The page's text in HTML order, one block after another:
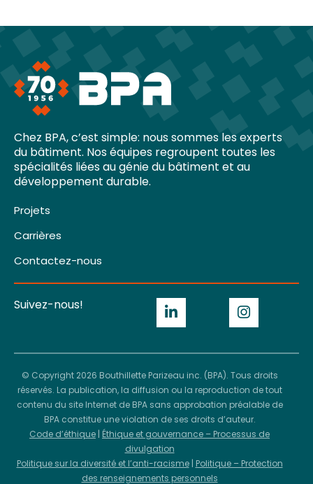
Chez BPA, c’est simple: nous sommes les experts
du bâtiment. Nos équipes regroupent toutes les
spécialités liées au génie du bâtiment et au
développement durable.
Projets
Carrières
Contactez-nous
Suivez-nous!
© Copyright 2026 Bouthillette Parizeau inc. (BPA). Tous droits
réservés. La publication, la diffusion ou la reproduction de tout
contenu du site Internet de BPA sans approbation préalable de
BPA constitue une violation de ses droits d’auteur.
Code d’éthique | Éthique et gouvernance – Processus de
divulgation
Politique sur la diversité et l’anti-racisme| Politique – Protection
des renseignements personnels